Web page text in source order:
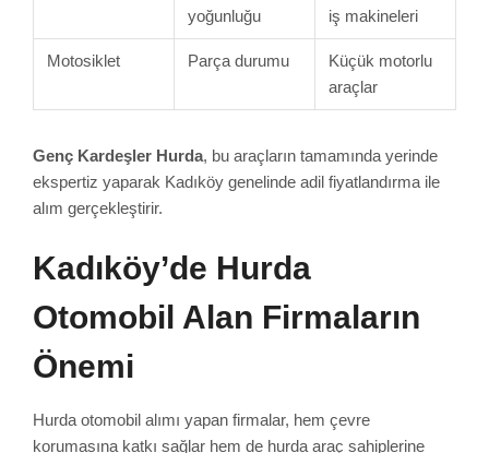
yoğunluğu
iş makineleri
Motosiklet Parça durumu
Küçük motorlu
araçlar
Genç Kardeşler Hurda, bu araçların tamamında yerinde
ekspertiz yaparak Kadıköy genelinde adil fiyatlandırma ile
alım gerçekleştirir.
Kadıköy’de Hurda
Otomobil Alan Firmaların
Önemi
Hurda otomobil alımı yapan firmalar, hem çevre
korumasına katkı sağlar hem de hurda araç sahiplerine